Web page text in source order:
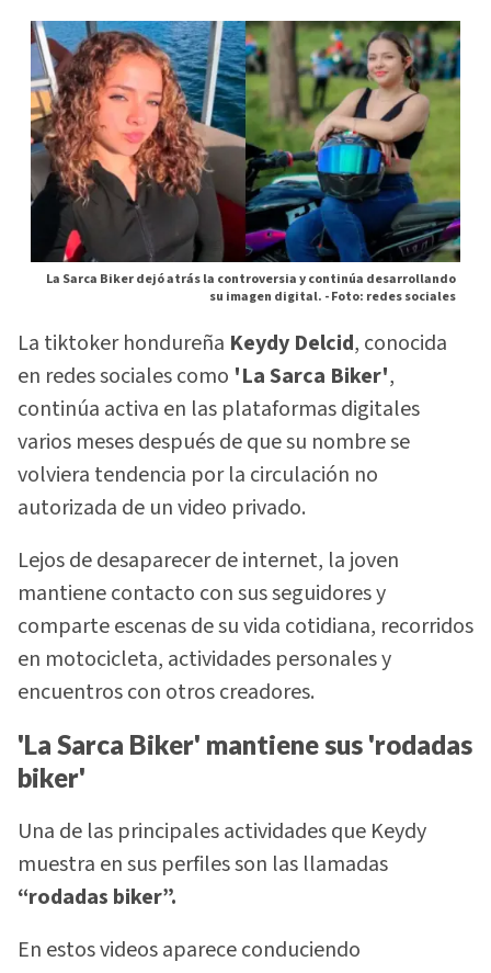
La Sarca Biker dejó atrás la controversia y continúa desarrollando
su imagen digital. -Foto: redes sociales
La tiktoker hondureña Keydy Delcid, conocida
en redes sociales como 'La Sarca Biker',
continúa activa en las plataformas digitales
varios meses después de que su nombre se
volviera tendencia por la circulación no
autorizada de un video privado.
Lejos de desaparecer de internet, la joven
mantiene contacto con sus seguidores y
comparte escenas de su vida cotidiana, recorridos
en motocicleta, actividades personales y
encuentros con otros creadores.
'La Sarca Biker' mantiene sus 'rodadas
biker'
Una de las principales actividades que Keydy
muestra en sus perfiles son las llamadas
“rodadas biker”.
En estos videos aparece conduciendo